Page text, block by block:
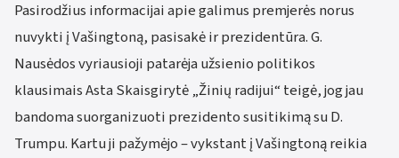
Pasirodžius informacijai apie galimus premjerės norus
nuvykti į Vašingtoną, pasisakė ir prezidentūra. G.
Nausėdos vyriausioji patarėja užsienio politikos
klausimais Asta Skaisgirytė „Žinių radijui“ teigė, jog jau
bandoma suorganizuoti prezidento susitikimą su D.
Trumpu. Kartu ji pažymėjo – vykstant į Vašingtoną reikia